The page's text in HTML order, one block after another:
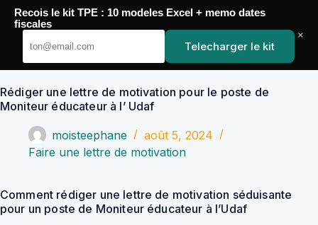
Passer
contenu
YoupiJobs
Rédiger une lettre de motivation pour le poste de
Moniteur éducateur à l’ Udaf
moisteephane
août 5, 2024
Faire une lettre de motivation
Comment rédiger une lettre de motivation séduisante
pour un poste de Moniteur éducateur à l’Udaf
Recois le kit TPE : 10 modeles Excel + memo dates
fiscales
Telecharger le kit
×